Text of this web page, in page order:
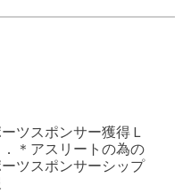
ツスポンサー獲得Ｌ
．＊アスリートの為の
ーツスポンサーシップ